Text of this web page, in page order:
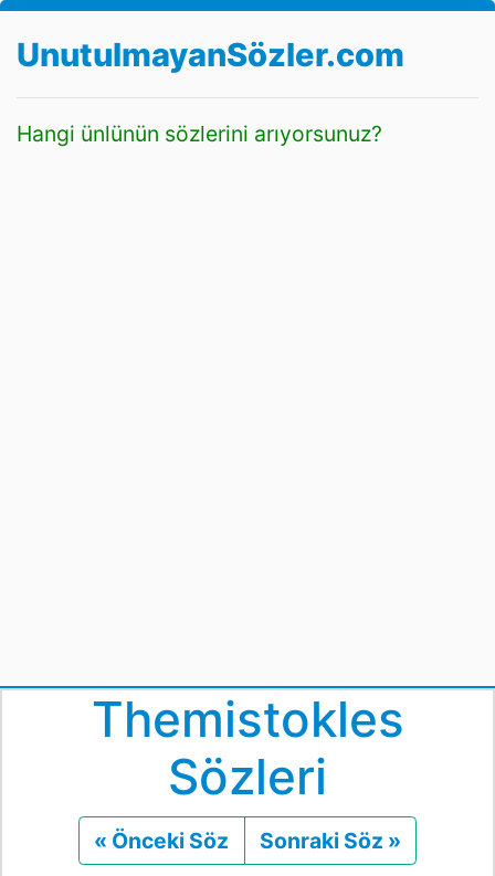
UnutulmayanSözler.com
Hangi ünlünün sözlerini arıyorsunuz?
Themistokles
Sözleri
« Önceki Söz Önceki
Sonraki Söz »